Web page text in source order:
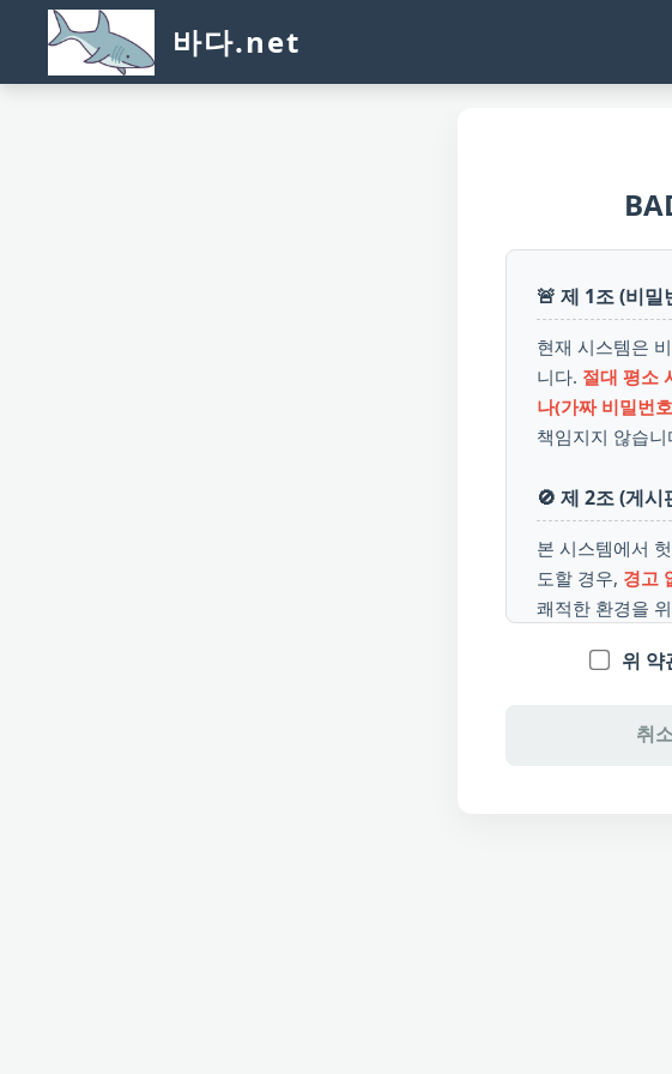
바다.net
🚨 제 1조 (비밀
현재 시스템은
니다. 절대 평소
나(가짜 비밀번
책임지지 않습니
🚫 제 2조 (게
본 시스템에서
도할 경우, 경고
쾌적한 환경을
💼 제 3조 (시
현재 보고 계신
검색엔진, 웹툰,
위 약
취